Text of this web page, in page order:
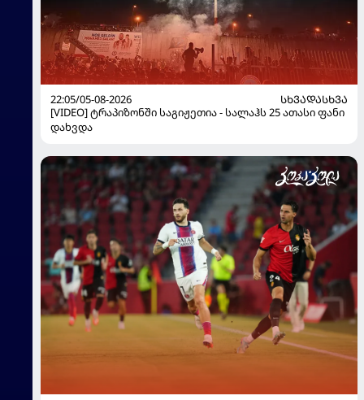
22:05/05-08-2026
ᲡᲮᲕᲐᲓᲐᲡᲮᲕᲐ
[VIDEO] ტრაპიზონში საგიჟეთია - სალაჰს 25 ათასი ფანი
დახვდა